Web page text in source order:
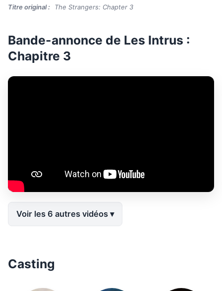
Titre original : The Strangers: Chapter 3
Bande-annonce de Les Intrus :
Chapitre 3
Voir les 6 autres vidéos
Casting